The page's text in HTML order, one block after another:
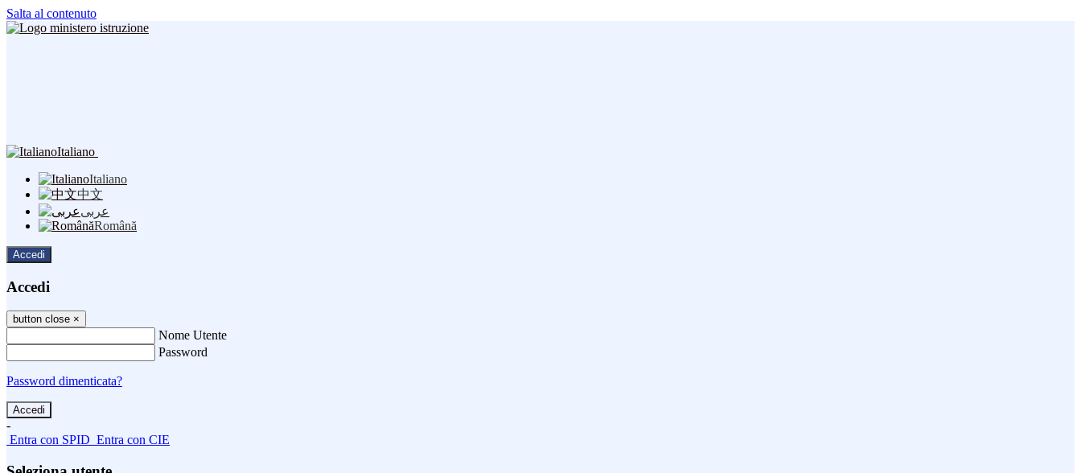
Salta al contenuto
Italiano
Italiano
中文
عربى
Română
Accedi
Accedi
button close ×
Nome Utente
Password
Password dimenticata?
-
Entra con SPID Entra con CIE